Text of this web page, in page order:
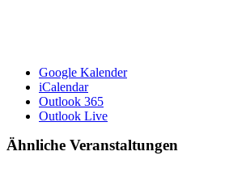
Google Kalender
iCalendar
Outlook 365
Outlook Live
Ähnliche Veranstaltungen